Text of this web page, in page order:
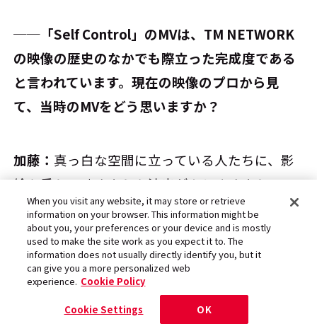
──「Self Control」のMVは、TM NETWORK
の映像の歴史のなかでも際立った完成度である
と言われています。現在の映像のプロから見
て、当時のMVをどう思いますか？
加藤： 真っ白な空間に立っている人たちに、影
絵を重ねて映すような演出がありますよね。こ
れ、今だったらプロジェクターを用意すれば済
むことですが、当時はおそらく全部照明を使っ
て実現しているんじゃないかと思うんです。当
時のテクノロジーであの演出をやっていること
が素晴らしいなと。それこそ、今で言うイマー
When you visit any website, it may store or retrieve
information on your browser. This information might be
about you, your preferences or your device and is mostly
used to make the site work as you expect it to. The
information does not usually directly identify you, but it
can give you a more personalized web
experience. Cookie Policy
Cookie Settings OK